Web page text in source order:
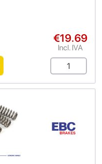
€19.69
Incl. IVA